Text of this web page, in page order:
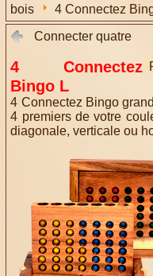
bois
4 Connectez
Connecter quatre
4 Connectez
Bingo L
4 Connectez Bingo
4 premiers de votre
diagonale, verticale ou